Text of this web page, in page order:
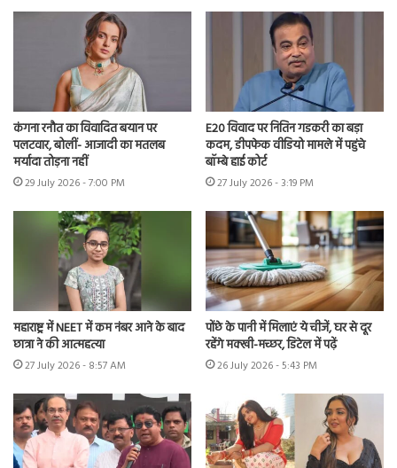
कंगना रनौत का विवादित बयान पर
पलटवार, बोलीं- आजादी का मतलब
मर्यादा तोड़ना नहीं
29 July 2026 - 7:00 PM
E20 विवाद पर नितिन गडकरी का बड़ा
कदम, डीपफेक वीडियो मामले में पहुंचे
बॉम्बे हाई कोर्ट
27 July 2026 - 3:19 PM
महाराष्ट्र में NEET में कम नंबर आने के बाद
छात्रा ने की आत्महत्या
27 July 2026 - 8:57 AM
पोंछे के पानी में मिलाएं ये चीजें, घर से दूर
रहेंगे मक्खी-मच्छर, डिटेल में पढ़ें
26 July 2026 - 5:43 PM